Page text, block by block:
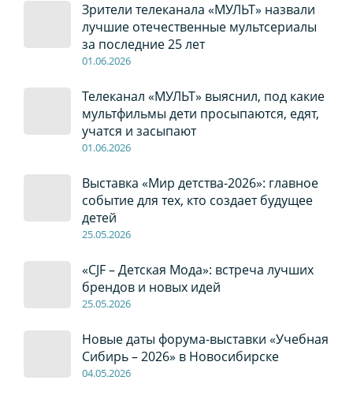
Зрители телеканала «МУЛЬТ» назвали
лучшие отечественные мультсериалы
за последние 25 лет
01.06.2026
Телеканал «МУЛЬТ» выяснил, под какие
мультфильмы дети просыпаются, едят,
учатся и засыпают
01.06.2026
Выставка «Мир детства-2026»: главное
событие для тех, кто создает будущее
детей
25.05.2026
«CJF – Детская Мода»: встреча лучших
брендов и новых идей
25.05.2026
Новые даты форума-выставки «Учебная
Сибирь – 2026» в Новосибирске
04.05.2026